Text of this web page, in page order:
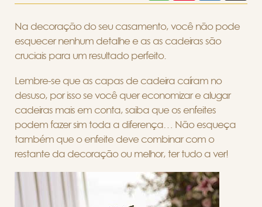
Na decoração do seu casamento, você não pode
esquecer nenhum detalhe e as as cadeiras são
cruciais para um resultado perfeito.
Lembre-se que as capas de cadeira caíram no
desuso, por isso se você quer economizar e alugar
cadeiras mais em conta, saiba que os enfeites
podem fazer sim toda a diferença… Não esqueça
também que o enfeite deve combinar com o
restante da decoração ou melhor, ter tudo a ver!